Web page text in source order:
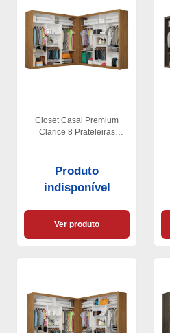
Closet Casal Premium
Clarice 8 Prateleiras
Produto
indisponível
Ver produto